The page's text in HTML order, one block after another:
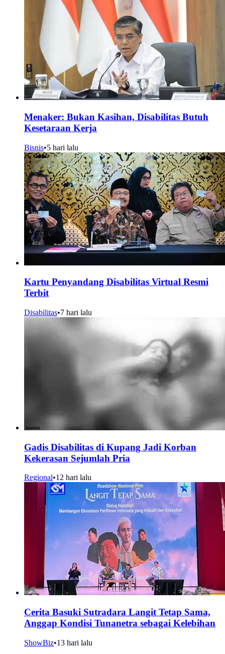
Menaker: Bukan Kasihan, Disabilitas Butuh
Kesetaraan Kerja
Bisnis•5 hari lalu
Kartu Penyandang Disabilitas Virtual Resmi
Terbit
Disabilitas•7 hari lalu
Gadis Disabilitas di Kupang Jadi Korban
Kekerasan Sejumlah Pria
Regional•12 hari lalu
Cerita Basuki Sutradara Langit Tetap Sama,
Anggap Kondisi Tunanetra sebagai Kelebihan
ShowBiz•13 hari lalu